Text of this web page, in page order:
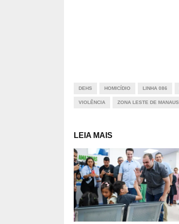
DEHS HOMICÍDIO LINHA 086
VIOLÊNCIA ZONA LESTE DE MANAUS
LEIA MAIS